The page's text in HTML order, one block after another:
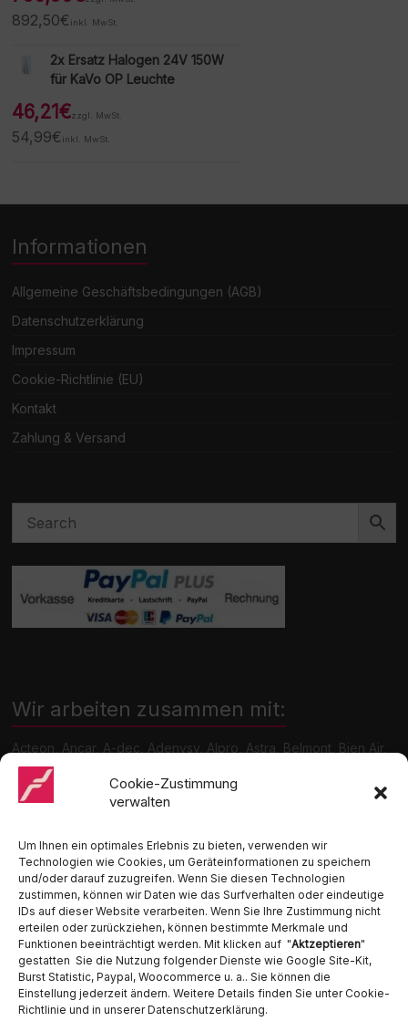
Cookie-Zustimmung
verwalten
Um Ihnen ein optimales Erlebnis zu bieten, verwenden wir
Technologien wie Cookies, um Geräteinformationen zu speichern
und/oder darauf zuzugreifen. Wenn Sie diesen Technologien
zustimmen, können wir Daten wie das Surfverhalten oder eindeutige
IDs auf dieser Website verarbeiten. Wenn Sie Ihre Zustimmung nicht
erteilen oder zurückziehen, können bestimmte Merkmale und
Funktionen beeinträchtigt werden. Mit klicken auf "Aktzeptieren"
gestatten Sie die Nutzung folgender Dienste wie Google Site-Kit,
Burst Statistic, Paypal, Woocommerce u. a.. Sie können die
Einstellung jederzeit ändern. Weitere Details finden Sie unter Cookie-
Richtlinie und in unserer Datenschutzerklärung.
892,50€ inkl. MwSt.
2x Ersatz Halogen 24V 150W
für KaVo OP Leuchte
46,21€zzgl. MwSt.
54,99€ inkl. MwSt.
Informationen
Allgemeine Geschäftsbedingungen (AGB)
Datenschutzerklärung
Impressum
Cookie-Richtlinie (EU)
Kontakt
Zahlung & Versand
Wir arbeiten zusammen mit:
Acteon, Ancar, A-dec, Adenysy, Alpro, Astra, Belmont, Bien Air,
Cattani, Chirana, DCI, Dürr, ETI, Euronda, Faro, Gcomm, KaVo,
Medentex, Melag, Midmark, Metasys, MK-Dent, NSK, Ophardt
Hygiene, Ritter, Satelec, Scican, TKD, Velopex, u.v.m
Ambident GmbH
Dental Geräte Handel und Service
Neumannstraße 3B